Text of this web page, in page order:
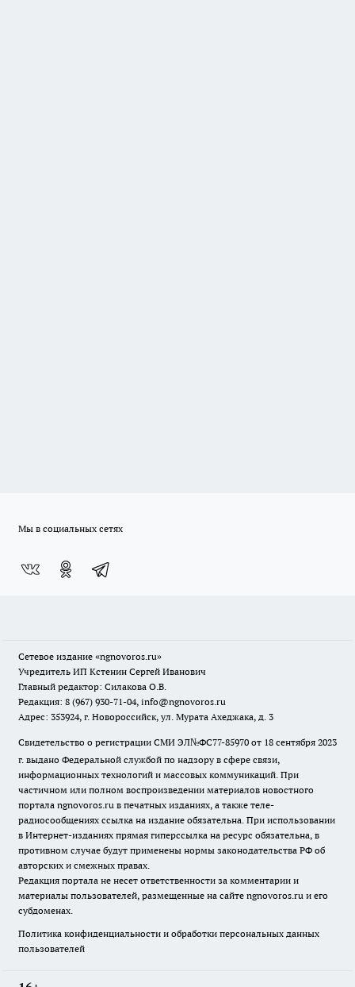
Мы в социальных сетях
Сетевое издание «ngnovoros.ru»
Учредитель ИП Кстенин Сергей Иванович
Главный редактор: Силакова О.В.
Редакция: 8 (967) 930-71-04, info@ngnovoros.ru
Адрес: 353924, г. Новороссийск, ул. Мурата Ахеджака, д. 3
Свидетельство о регистрации СМИ ЭЛ№ФС77-85970 от 18 сентября 2023
г. выдано Федеральной службой по надзору в сфере связи,
информационных технологий и массовых коммуникаций. При
частичном или полном воспроизведении материалов новостного
портала ngnovoros.ru в печатных изданиях, а также теле-
радиосообщениях ссылка на издание обязательна. При использовании
в Интернет-изданиях прямая гиперссылка на ресурс обязательна, в
противном случае будут применены нормы законодательства РФ об
авторских и смежных правах.
Редакция портала не несет ответственности за комментарии и
материалы пользователей, размещенные на сайте ngnovoros.ru и его
субдоменах.
Политика конфиденциальности и обработки персональных данных
пользователей